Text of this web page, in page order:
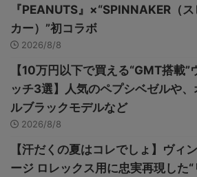
『PEANUTS』×“SPINNAKER（ス
カー）”初コラボ
2026/8/8
【10万円以下で買える“GMT搭載”
ッチ3選】人気のペプシベゼルや、
ルブラックモデルなど
2026/8/8
【汗だくの夏はコレでしょ】ヴィ
ージ ロレックス用に忠実再現した“